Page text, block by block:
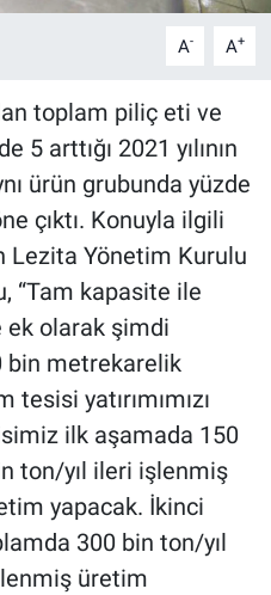
A- A+
toplam piliç eti ve
5 arttığı 2021 yılının
ürün grubunda yüzde
çıktı. Konuyla ilgili
Lezita Yönetim Kurulu
“Tam kapasite ile
ek olarak şimdi
bin metrekarelik
yatırımımızı
ilk aşamada 150
ton/yıl ileri işlenmiş
yapacak. İkinci
300 bin ton/yıl
üretim